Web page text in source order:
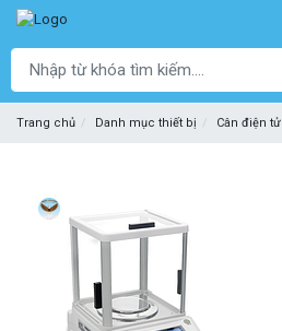
Trang chủ Danh mục thiết bị Cân điện tử